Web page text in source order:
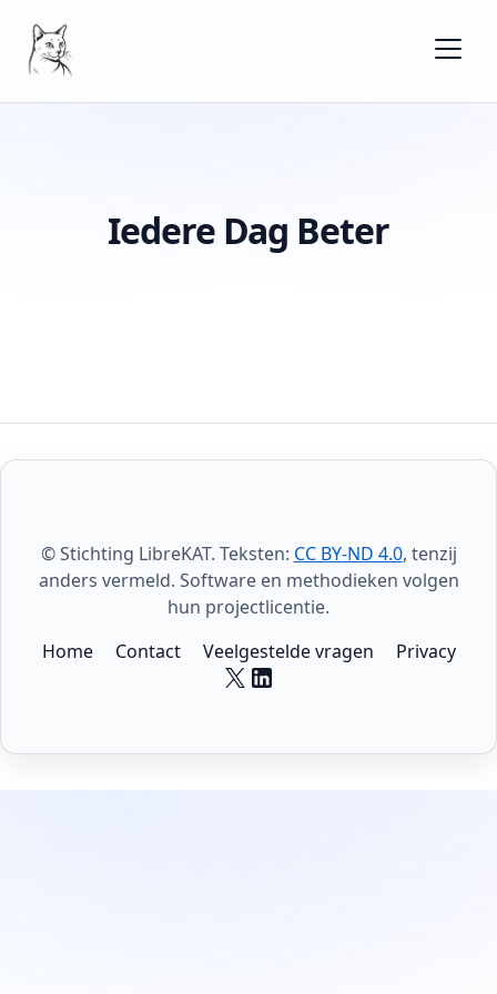
Iedere Dag Beter
© Stichting LibreKAT. Teksten: CC BY-ND 4.0, tenzij
anders vermeld. Software en methodieken volgen
hun projectlicentie.
Home
Contact Veelgestelde vragen Privacy